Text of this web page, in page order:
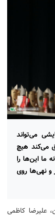
می‌تواند
می‌کند هیچ
ما این‌ها را
و نهی‌ها روی
علیرضا کاظمی